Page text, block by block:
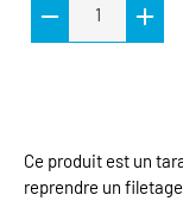
Ce produit est un
reprendre un